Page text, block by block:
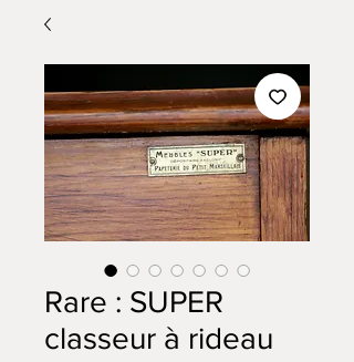
Rare : SUPER
classeur à rideau